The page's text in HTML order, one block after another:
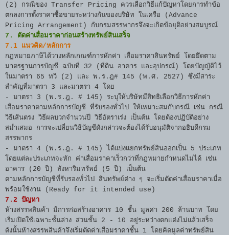
(2) กรณีของ Transfer Pricing ควรเลือกวิธีแก้ปัญหาโดยการทำข้อ
ตกลงการตั้งราคาซื้อขายระหว่างกันของบริษัท ในเครือ (Advance
Pricing Arrangement) กับกรมสรรพากรจึงจะเกิดข้อยุติอย่างสมบูรณ์
7. ตัดค่าเสื่อมราคาก่อนสร้างทรัพย์สินเสร็จ
7.1 แนวคิด/หลักการ
กฎหมายภาษีได้วางหลักเกณฑ์การหักค่า เสื่อมราคาสินทรัพย์ โดยยึดตาม
มาตรฐานการบัญชี ฉบับที่ 32 (ที่ดิน อาคาร และอุปกรณ์) โดยบัญญัติไว้
ในมาตรา 65 ทวิ (2) และ พ.ร.ฎ# 145 (พ.ศ. 2527) ซึ่งมีสาระ
สำคัญที่มาตรา 3 และมาตรา 4 โดย
- มาตรา 3 (พ.ร.ฎ. # 145) ระบุให้บริษัทมีสิทธิเลือกวิธีการหักค่า
เสื่อมราคาตามหลักการบัญชี ที่รับรองทั่วไป ให้เหมาะสมกับกรณี เช่น กรณี
วิธีเส้นตรง วิธีผลบวกจำนวนปี วิธีอัตราเร่ง เป็นต้น โดยต้องปฏิบัติอย่าง
สม่ำเสมอ การจะเปลี่ยนวิธีบัญชีดังกล่าวจะต้องได้รับอนุมัติจากอธิบดีกรม
สรรพากร
- มาตรา 4 (พ.ร.ฎ. # 145) ได้แบ่งแยกทรัพย์สินออกเป็น 5 ประเภท
โดยแต่ละประเภทจะหัก ค่าเสื่อมราคาเร็วกว่าที่กฎหมายกำหนดไม่ได้ เช่น
อาคาร (20 ปี) สังหาริมทรัพย์ (5 ปี) เป็นต้น
ตามหลักการบัญชีที่รับรองทั่วไป สินทรัพย์ต่าง ๆ จะเริ่มตัดค่าเสื่อมราคาเมื่อ
พร้อมใช้งาน (Ready for it intended use)
7.2 ปัญหา
ห้างสรรพสินค้า มีการก่อสร้างอาคาร 10 ชั้น มูลค่า 200 ล้านบาท โดย
เริ่มเปิดใช้เฉพาะชั้นล่าง ส่วนชั้น 2 - 10 อยู่ระหว่างตกแต่งไม่แล้วเสร็จ
ดังนั้นห้างสรรพสินค้าจึงเริ่มตัดค่าเสื่อมราคาชั้น 1 โดยคิดมูลค่าทรัพย์สิน